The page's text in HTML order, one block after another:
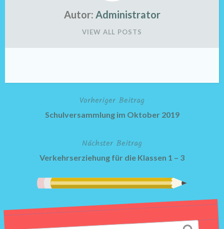
Autor: Administrator
VIEW ALL POSTS
BeitragsnavigationVorheriger Beitrag
Schulversammlung im Oktober 2019
Nächster Beitrag
Verkehrserziehung für die Klassen 1 – 3